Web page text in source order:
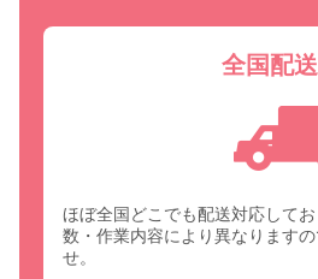
全国配
ほぼ全国どこでも配送対応して
数・作業内容により異なります
せ。